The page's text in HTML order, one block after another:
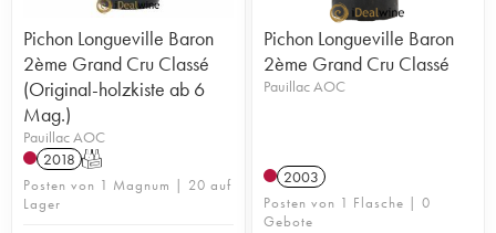
Pichon Longueville Baron
2ème Grand Cru Classé
(Original-holzkiste ab 6
Mag.)
Pauillac AOC
2018 T
Posten von 1 Magnum | 20 auf
Lager
Pichon Longueville Baron
2ème Grand Cru Classé
Pauillac AOC
2003
Posten von 1 Flasche | 0
Gebote